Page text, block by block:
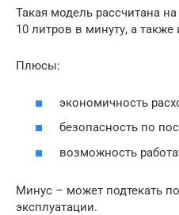
Такая модель рассчитана
10 литров в минуту, а
Плюсы:
экономичность
безопасность по
возможность
Минус – может подтекать
эксплуатации.